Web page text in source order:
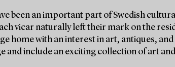
been an important part of Swedish
vicar naturally left their mark on the
home with an interest in art, antiques,
and include an exciting collection of art